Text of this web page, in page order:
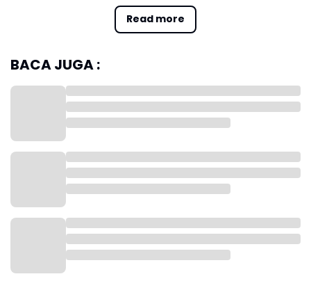
Read more
kebutuhan selama bulan Ramadhan dan Idul Fitri tahun
ini," kata Direktur Jenderal Peternakan dan Kesehatan
intervensi, jika ada daerah yang kekurangan stok bahan
pangan seperti daging ayam, telur dan daging sapi dan
"Intervensi ini kami lakukan sebagai upaya mendekatkan
produsen dengan melalui pasar tani yang meluaskan
konsumen dengan pemangku kepentingan terkait lainnya,"
ucap Nasrullah.
BACA JUGA :